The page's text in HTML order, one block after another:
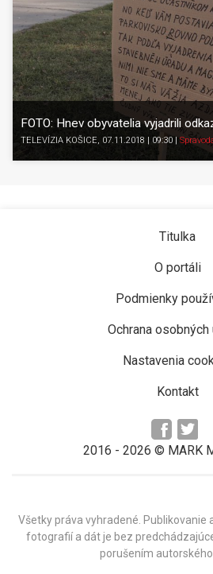
FOTO: Hnev obyvatelia vyjadrili
TELEVÍZIA KOŠICE, 07.11.2018 | 09:30
Titulka
O portáli
Podmienky
Ochrana osobných
Nastavenia
Kontakt
2016 - 2026 © MARK
Všetky práva vyhradené. Publikovanie
fotografií a dát je bez
porušením autorského